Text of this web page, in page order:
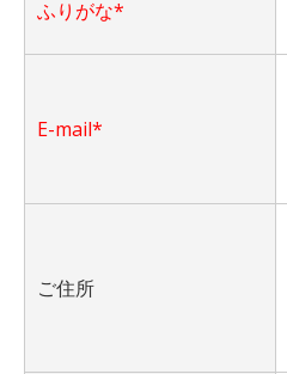
ふりがな*
E-mail*
ご住所